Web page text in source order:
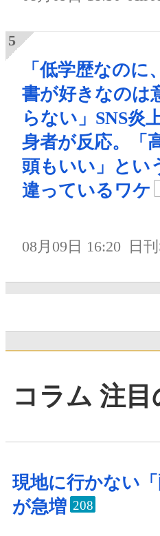
「低学歴なのに
書が好きなのは
らない」SNS炎
身者が反応。「
頭もいい」とい
違っているワケ
08月09日 16:20 日刊
コラム 注
現地に行かない「
が急増 208